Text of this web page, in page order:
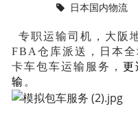
日本国内物流
专职运输司机，大阪
FBA仓库派送，日本
卡车包车运输服务，更
输 。